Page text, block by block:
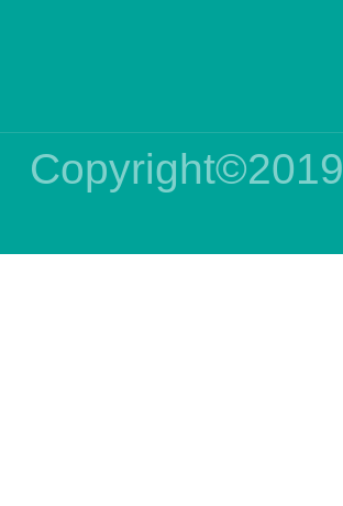
Copyright©2019